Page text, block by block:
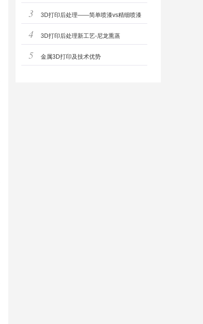
3 3D打印后处理——简单喷漆vs精细喷漆
4 3D打印后处理新工艺-尼龙熏蒸
5 金属3D打印及技术优势